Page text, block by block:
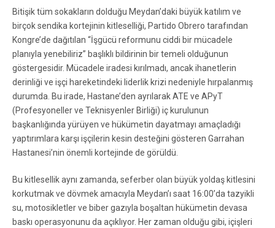
Bitişik tüm sokakların dolduğu Meydan’daki büyük katılım ve
birçok sendika kortejinin kitleselliği, Partido Obrero tarafından
Kongre’de dağıtılan “İşgücü reformunu ciddi bir mücadele
planıyla yenebiliriz” başlıklı bildirinin bir temeli olduğunun
göstergesidir. Mücadele iradesi kırılmadı, ancak ihanetlerin
derinliği ve işçi hareketindeki liderlik krizi nedeniyle hırpalanmış
durumda. Bu irade, Hastane’den ayrılarak ATE ve APyT
(Profesyoneller ve Teknisyenler Birliği) iç kurulunun
başkanlığında yürüyen ve hükümetin dayatmayı amaçladığı
yaptırımlara karşı işçilerin kesin desteğini gösteren Garrahan
Hastanesi’nin önemli kortejinde de görüldü.
Bu kitlesellik aynı zamanda, seferber olan büyük yoldaş kitlesini
korkutmak ve dövmek amacıyla Meydan’ı saat 16:00’da tazyikli
su, motosikletler ve biber gazıyla boşaltan hükümetin devasa
baskı operasyonunu da açıklıyor. Her zaman olduğu gibi, içişleri